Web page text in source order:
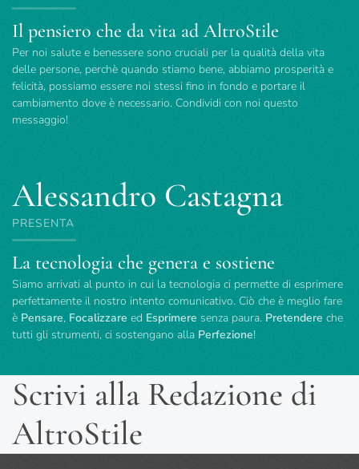
Il pensiero che da vita ad AltroStile
Per noi salute e benessere sono cruciali per la qualità della vita
delle persone, perchè quando stiamo bene, abbiamo prosperità e
felicità, possiamo essere noi stessi fino in fondo e portare il
cambiamento dove è necessario. Condividi con noi questo
messaggio!
Alessandro Castagna
PRESENTA
La tecnologia che genera e sostiene
Siamo arrivati al punto in cui la tecnologia ci permette di esprimere
perfettamente il nostro intento comunicativo. Ciò che è meglio fare
è Pensare, Focalizzare ed Esprimere senza paura. Pretendere che
tutti gli strumenti, ci sostengano alla Perfezione!
Scrivi alla Redazione di
AltroStile